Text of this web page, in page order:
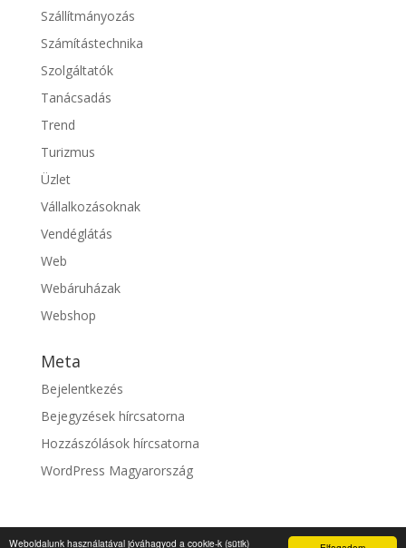
Weboldalunk használatával jóváhagyod a cookie-k (sütik)
Szállítmányozás
Számítástechnika
Szolgáltatók
Tanácsadás
Trend
Turizmus
Üzlet
Vállalkozásoknak
Vendéglátás
Web
Webáruházak
Webshop
Meta
Bejelentkezés
Bejegyzések hírcsatorna
Hozzászólások hírcsatorna
WordPress Magyarország